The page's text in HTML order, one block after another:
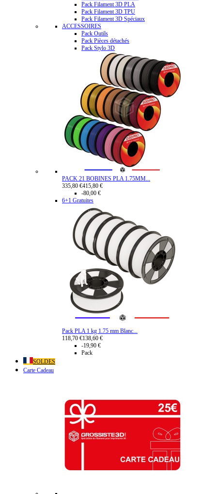
Pack Filament 3D PLA
Pack Filament 3D TPU
Pack Filament 3D Spéciaux
ACCESSOIRES
Pack Outils
Pack Pièces détachés
Pack Stylo 3D
PACK 21 BOBINES PLA 1.75MM...
335,80 €415,80 €
-80,00 €
6+1 Gratuites
Pack PLA 1 kg 1.75 mm Blanc...
118,70 €138,60 €
-19,90 €
Pack
SOLDES
Carte Cadeau